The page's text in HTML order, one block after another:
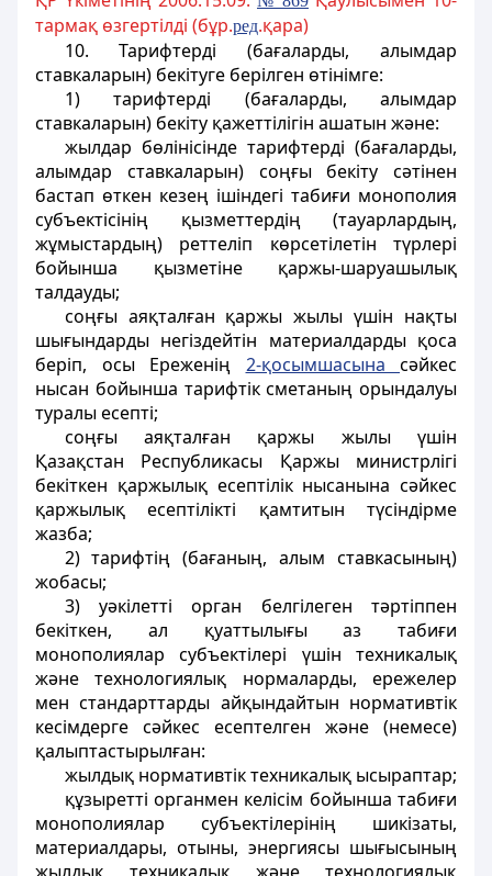
тармақ өзгертілді (бұр.ред.қара)
10. Тарифтердi (бағаларды, алымдар
ставкаларын) бекітуге берiлген өтiнiмге:
1) тарифтердi (бағаларды, алымдар
ставкаларын) бекіту қажеттілігін ашатын және:
жылдар бөлiнiсiнде тарифтердi (бағаларды,
алымдар ставкаларын) соңғы бекіту сәтінен
бастап өткен кезең iшіндегі табиғи монополия
субъектісiнiң қызметтердің (тауарлардың,
жұмыстардың) реттеліп көрсетілетін түрлері
бойынша қызметіне қаржы-шаруашылық
талдауды;
соңғы аяқталған қаржы жылы үшін нақты
шығындарды негiздейтiн материалдарды қоса
берiп, осы Ереженiң 2-қосымшасына сәйкес
нысан бойынша тарифтiк сметаның орындалуы
туралы есепті;
соңғы аяқталған қаржы жылы үшiн
Қазақстан Республикасы Қаржы министрлігі
бекiткен қаржылық есептілік нысанына сәйкес
қаржылық есептіліктi қамтитын түсіндiрме
жазба;
2) тарифтiң (бағаның, алым ставкасының)
жобасы;
3) уәкілетті орган белгілеген тәртіппен
бекіткен, ал қуаттылығы аз табиғи
монополиялар субъектілері үшін техникалық
және технологиялық нормаларды, ережелер
мен стандарттарды айқындайтын нормативтік
кесімдерге сәйкес есептелген және (немесе)
қалыптастырылған:
жылдық нормативтік техникалық ысыраптар;
құзыретті органмен келісім бойынша табиғи
монополиялар субъектілерінің шикізаты,
материалдары, отыны, энергиясы шығысының